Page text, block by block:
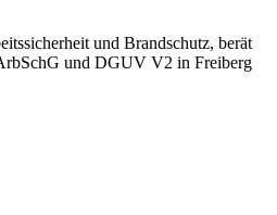
und Brandschutz, berät
und DGUV V2 in Freiberg